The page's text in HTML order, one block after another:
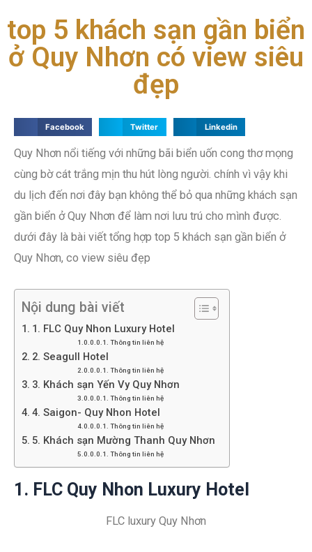
top 5 khách sạn gần biển
ở Quy Nhơn có view siêu
đẹp
Facebook Twitter Linkedin
Quy Nhơn nổi tiếng với những bãi biển uốn cong thơ mọng
cùng bờ cát trắng mịn thu hút lòng người. chính vì vậy khi
du lịch đến nơi đây bạn không thể bỏ qua những khách sạn
gần biển ở Quy Nhơn để làm nơi lưu trú cho mình được.
dưới đây là bài viết tổng hợp top 5 khách sạn gần biển ở
Quy Nhơn, co view siêu đẹp
Nội dung bài viết
1. FLC Quy Nhon Luxury Hotel
Thông tin liên hệ
2. Seagull Hotel
Thông tin liên hệ
3. Khách sạn Yến Vy Quy Nhơn
Thông tin liên hệ
4. Saigon- Quy Nhon Hotel
Thông tin liên hệ
5. Khách sạn Mường Thanh Quy Nhơn
Thông tin liên hệ
1. FLC Quy Nhon Luxury Hotel
FLC luxury Quy Nhơn